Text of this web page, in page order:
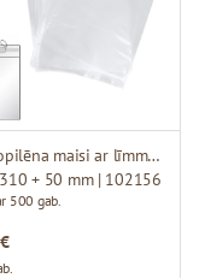
Polipropilēna maisi ar līmmalu
+ 50 mm | 102156
500 gab.